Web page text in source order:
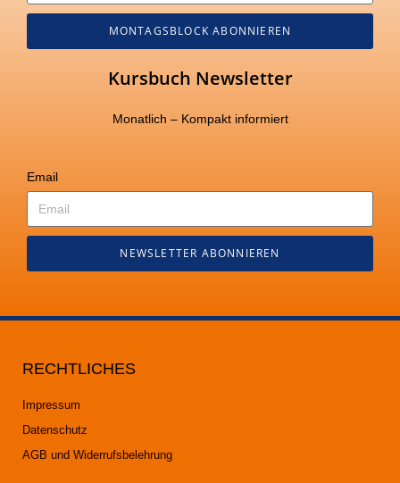
MONTAGSBLOCK ABONNIEREN
Kursbuch Newsletter
Monatlich – Kompakt informiert
Email
NEWSLETTER ABONNIEREN
RECHTLICHES
Impressum
Datenschutz
AGB und Widerrufsbelehrung